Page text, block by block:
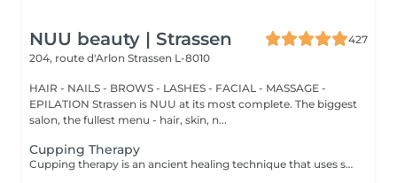
NUU beauty | Strassen
427
204, route d'Arlon Strassen L-8010
HAIR - NAILS - BROWS - LASHES - FACIAL - MASSAGE -
EPILATION Strassen is NUU at its most complete. The biggest
salon, the fullest menu - hair, skin, n...
Cupping Therapy
Cupping therapy is an ancient healing technique that uses special cups to create gentle suction on the skin. This suction promotes blood flow, relieves muscle tension, reduces inflammation, and supports deep relaxation. The treatment can help release toxins, improve circulation, and ease chronic pain or stiffness. *Please note that cupping therapy could just be added to a massage service with includes back massage.